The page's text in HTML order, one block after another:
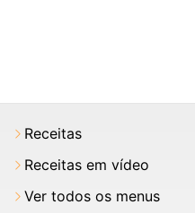
Receitas
Receitas em vídeo
Ver todos os menus